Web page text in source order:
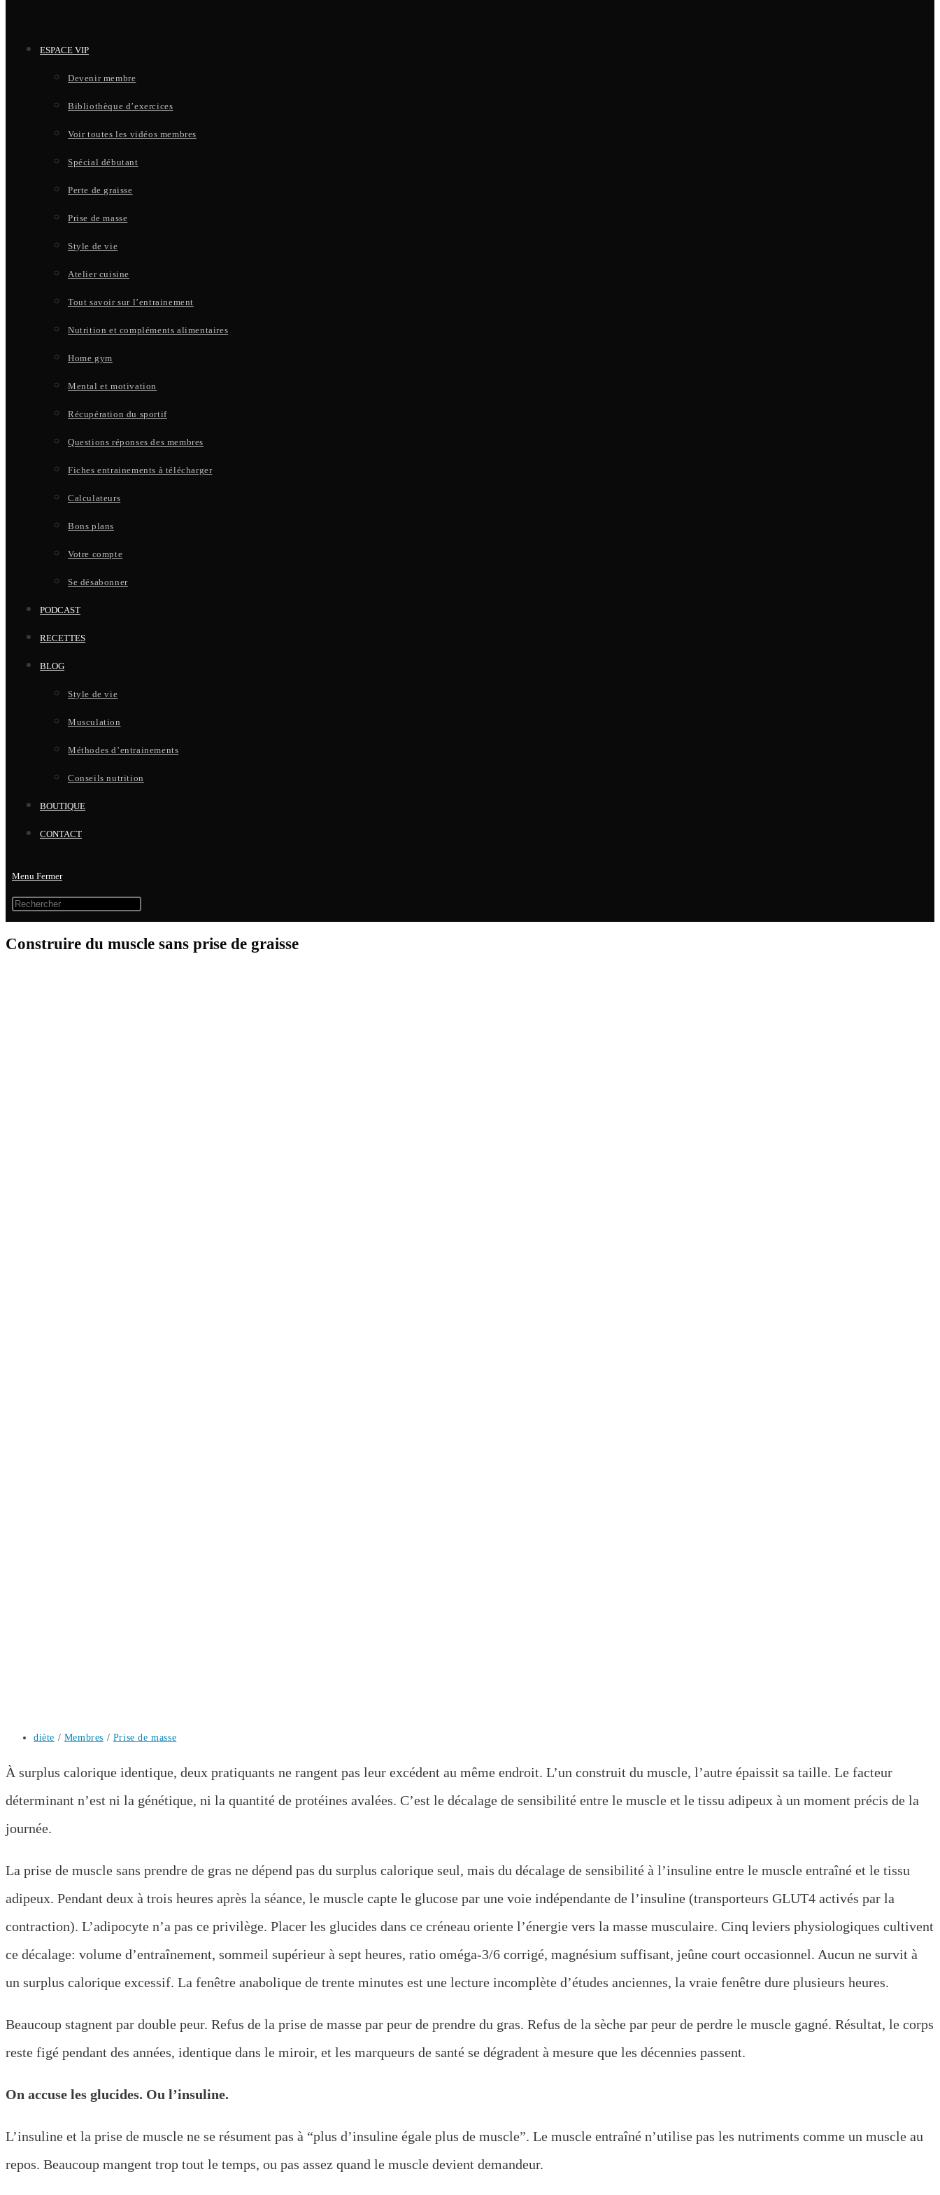
ESPACE VIP
Devenir membre
Bibliothèque d’exercices
Voir toutes les vidéos membres
Spécial débutant
Perte de graisse
Prise de masse
Style de vie
Atelier cuisine
Tout savoir sur l’entrainement
Nutrition et compléments alimentaires
Home gym
Mental et motivation
Récupération du sportif
Questions réponses des membres
Fiches entrainements à télécharger
Calculateurs
Bons plans
Votre compte
Se désabonner
PODCAST
RECETTES
BLOG
Style de vie
Musculation
Méthodes d’entrainements
Conseils nutrition
BOUTIQUE
CONTACT
Menu Fermer
Construire du muscle sans prise de graisse
Post
diète / Membres / Prise de masse
À surplus calorique identique, deux pratiquants ne rangent pas leur excédent au même endroit. L’un construit du muscle, l’autre épaissit sa taille. Le facteur
déterminant n’est ni la génétique, ni la quantité de protéines avalées. C’est le décalage de sensibilité entre le muscle et le tissu adipeux à un moment précis de la
journée.
La prise de muscle sans prendre de gras ne dépend pas du surplus calorique seul, mais du décalage de sensibilité à l’insuline entre le muscle entraîné et le tissu
adipeux. Pendant deux à trois heures après la séance, le muscle capte le glucose par une voie indépendante de l’insuline (transporteurs GLUT4 activés par la
contraction). L’adipocyte n’a pas ce privilège. Placer les glucides dans ce créneau oriente l’énergie vers la masse musculaire. Cinq leviers physiologiques cultivent
ce décalage: volume d’entraînement, sommeil supérieur à sept heures, ratio oméga-3/6 corrigé, magnésium suffisant, jeûne court occasionnel. Aucun ne survit à
un surplus calorique excessif. La fenêtre anabolique de trente minutes est une lecture incomplète d’études anciennes, la vraie fenêtre dure plusieurs heures.
Beaucoup stagnent par double peur. Refus de la prise de masse par peur de prendre du gras. Refus de la sèche par peur de perdre le muscle gagné. Résultat, le corps
reste figé pendant des années, identique dans le miroir, et les marqueurs de santé se dégradent à mesure que les décennies passent.
On accuse les glucides. Ou l’insuline.
L’insuline et la prise de muscle ne se résument pas à “plus d’insuline égale plus de muscle”. Le muscle entraîné n’utilise pas les nutriments comme un muscle au
repos. Beaucoup mangent trop tout le temps, ou pas assez quand le muscle devient demandeur.